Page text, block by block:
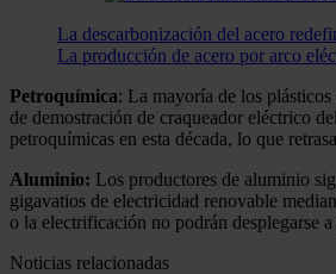
La descarbonización del acero
La producción de acero por arco
Petroquímica: La mayoría de los
de demostración de craqueador eléctrico
petroquímicas en esta década, lo que
Aluminio: Los productores de aluminio
gigavatios de electricidad renovable
o la electrificación no podrán desplegarse
Noticias relacionadas